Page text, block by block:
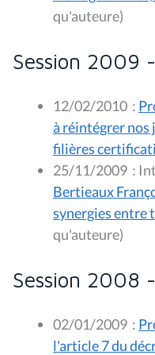
qu'auteure)
Session 2009
12/02/2010 :
à réintégrer nos
filières
25/11/2009 :
Bertieaux
synergies entre
qu'auteure)
Session 2008
02/01/2009 :
l'article 7 du